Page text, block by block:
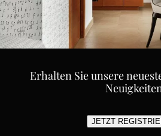
Erhalten Sie unsere
JETZT